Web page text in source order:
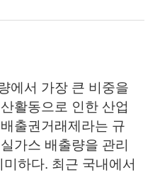
에서 가장 큰 비중을
활동으로 인한 산업
출권거래제라는 규
가스 배출량을 관리
하다. 최근 국내에서